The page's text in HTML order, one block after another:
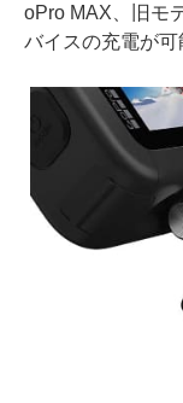
oPro MAX、旧モ
バイスの充電が可